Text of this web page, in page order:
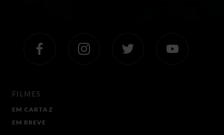
FILMES
EM CARTAZ
EM BREVE